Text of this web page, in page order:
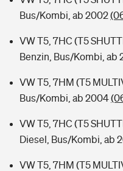
Bus/Kombi, ab 2002
VW T5, 7HC (T5
Benzin, Bus/Kombi, ab
VW T5, 7HM (T5
Bus/Kombi, ab 2004
VW T5, 7HC (T5
Diesel, Bus/Kombi, ab
VW T5, 7HM (T5